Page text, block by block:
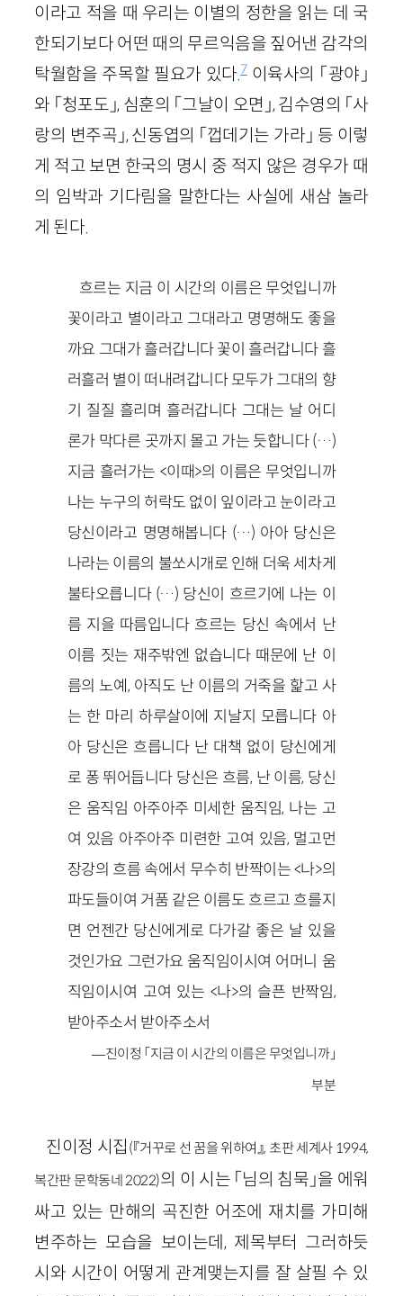
이라고 적을 때 우리는 이별의 정한을 읽는 데 국
한되기보다 어떤 때의 무르익음을 짚어낸 감각의
탁월함을 주목할 필요가 있다.7이육사의 「광야」
와 「청포도」, 심훈의 「그날이 오면」, 김수영의 「사
랑의 변주곡」, 신동엽의 「껍데기는 가라」 등 이렇
게 적고 보면 한국의 명시 중 적지 않은 경우가 때
의 임박과 기다림을 말한다는 사실에 새삼 놀라
게 된다.
흐르는 지금 이 시간의 이름은 무엇입니까
꽃이라고 별이라고 그대라고 명명해도 좋을
까요 그대가 흘러갑니다 꽃이 흘러갑니다 흘
러흘러 별이 떠내려갑니다 모두가 그대의 향
기 질질 흘리며 흘러갑니다 그대는 날 어디
론가 막다른 곳까지 몰고 가는 듯합니다 (…)
지금 흘러가는 <이때>의 이름은 무엇입니까
나는 누구의 허락도 없이 잎이라고 눈이라고
당신이라고 명명해봅니다 (…) 아아 당신은
나라는 이름의 불쏘시개로 인해 더욱 세차게
불타오릅니다 (…) 당신이 흐르기에 나는 이
름 지을 따름입니다 흐르는 당신 속에서 난
이름 짓는 재주밖엔 없습니다 때문에 난 이
름의 노예, 아직도 난 이름의 거죽을 핥고 사
는 한 마리 하루살이에 지날지 모릅니다 아
아 당신은 흐릅니다 난 대책 없이 당신에게
로 퐁 뛰어듭니다 당신은 흐름, 난 이름, 당신
은 움직임 아주아주 미세한 움직임, 나는 고
여 있음 아주아주 미련한 고여 있음, 멀고먼
장강의 흐름 속에서 무수히 반짝이는 <나>의
파도들이여 거품 같은 이름도 흐르고 흐를지
면 언젠간 당신에게로 다가갈 좋은 날 있을
것인가요 그런가요 움직임이시여 어머니 움
직임이시여 고여 있는 <나>의 슬픈 반짝임,
받아주소서 받아주소서
—진이정 「지금 이 시간의 이름은 무엇입니까」
부분
진이정 시집 (『거꾸로 선 꿈을 위하여』, 초판 세계사 1994,
복간판 문학동네 2022)의 이 시는 「님의 침묵」을 에워
싸고 있는 만해의 곡진한 어조에 재치를 가미해
변주하는 모습을 보이는데, 제목부터 그러하듯
시와 시간이 어떻게 관계맺는지를 잘 살필 수 있